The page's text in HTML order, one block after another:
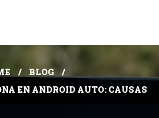
BLOG
EN ANDROID AUTO: CAUSAS